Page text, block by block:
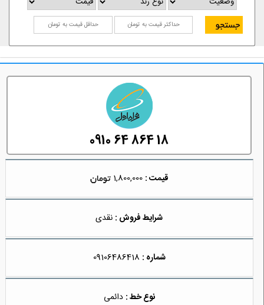
0910 64 864 18
قیمت : 1,800,000
شرایط فروش : نقدی
شماره : 09106486418
نوع خط : دائمی